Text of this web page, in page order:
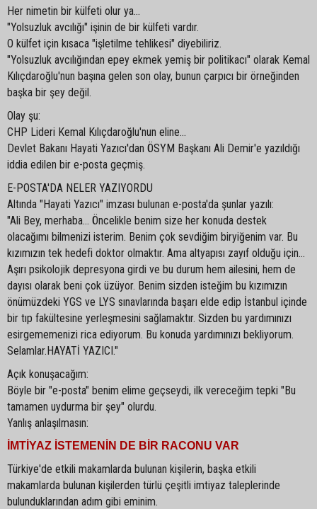
Her nimetin bir külfeti olur ya...
"Yolsuzluk avcılığı" işinin de bir külfeti vardır.
O külfet için kısaca "işletilme tehlikesi" diyebiliriz.
"Yolsuzluk avcılığından epey ekmek yemiş bir politikacı" olarak Kemal
Kılıçdaroğlu'nun başına gelen son olay, bunun çarpıcı bir örneğinden
başka bir şey değil.
Olay şu:
CHP Lideri Kemal Kılıçdaroğlu'nun eline...
Devlet Bakanı Hayati Yazıcı'dan ÖSYM Başkanı Ali Demir'e yazıldığı
iddia edilen bir e-posta geçmiş.
E-POSTA'DA NELER YAZIYORDU
Altında "Hayati Yazıcı" imzası bulunan e-posta'da şunlar yazılı:
"Ali Bey, merhaba... Öncelikle benim size her konuda destek
olacağımı bilmenizi isterim. Benim çok sevdiğim biryiğenim var. Bu
kızımızın tek hedefi doktor olmaktır. Ama altyapısı zayıf olduğu için...
Aşırı psikolojik depresyona girdi ve bu durum hem ailesini, hem de
dayısı olarak beni çok üzüyor. Benim sizden isteğim bu kızımızın
önümüzdeki YGS ve LYS sınavlarında başarı elde edip İstanbul içinde
bir tıp fakültesine yerleşmesini sağlamaktır. Sizden bu yardımınızı
esirgememenizi rica ediyorum. Bu konuda yardımınızı bekliyorum.
Selamlar.HAYATİ YAZICI."
Açık konuşacağım:
Böyle bir "e-posta" benim elime geçseydi, ilk vereceğim tepki "Bu
tamamen uydurma bir şey" olurdu.
Yanlış anlaşılmasın:
İMTİYAZ İSTEMENİN DE BİR RACONU VAR
Türkiye'de etkili makamlarda bulunan kişilerin, başka etkili
makamlarda bulunan kişilerden türlü çeşitli imtiyaz taleplerinde
bulunduklarından adım gibi eminim.